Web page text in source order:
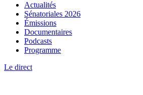
Actualités
Sénatoriales 2026
Émissions
Documentaires
Podcasts
Programme
Le direct